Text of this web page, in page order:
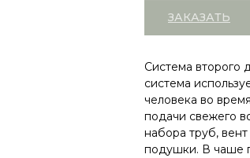
ЗАКАЗАТЬ
Система второго
система
человека во
подачи свежего
набора труб,
подушки. В чаше